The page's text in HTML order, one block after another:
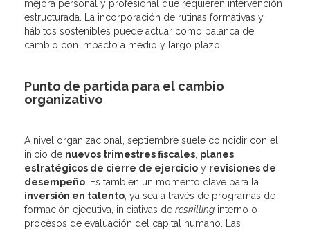
mejora personal y profesional que requieren intervención
estructurada. La incorporación de rutinas formativas y
hábitos sostenibles puede actuar como palanca de
cambio con impacto a medio y largo plazo.
Punto de partida para el cambio
organizativo
A nivel organizacional, septiembre suele coincidir con el
inicio de nuevos trimestres fiscales, planes
estratégicos de cierre de ejercicio y revisiones de
desempeño. Es también un momento clave para la
inversión en talento, ya sea a través de programas de
formación ejecutiva, iniciativas de reskilling interno o
procesos de evaluación del capital humano. Las